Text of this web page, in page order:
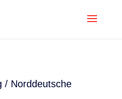
/ Norddeutsche